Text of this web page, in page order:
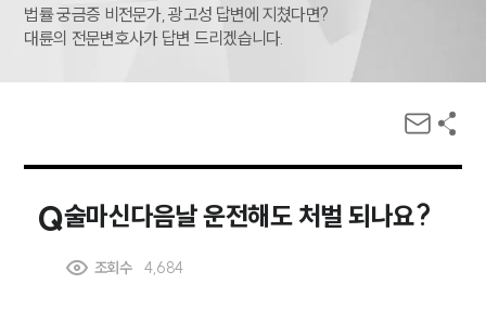
법률 궁금증 비전문가, 광고성 답변에 지쳤다면?
대륜의 전문변호사가 답변 드리겠습니다.
Q술마신다음날 운전해도 처벌 되나요?
조회수 4,684